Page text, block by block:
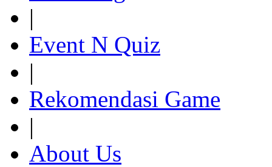
|
Event N Quiz
|
Rekomendasi Game
|
About Us